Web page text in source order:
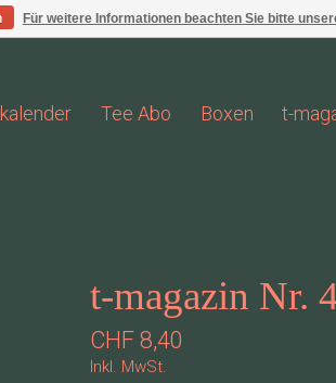
Tee Abo Boxen t-
t-magazin Nr.
CHF 8,40
Inkl. MwSt.
Für weitere Informationen beachten Sie bitte